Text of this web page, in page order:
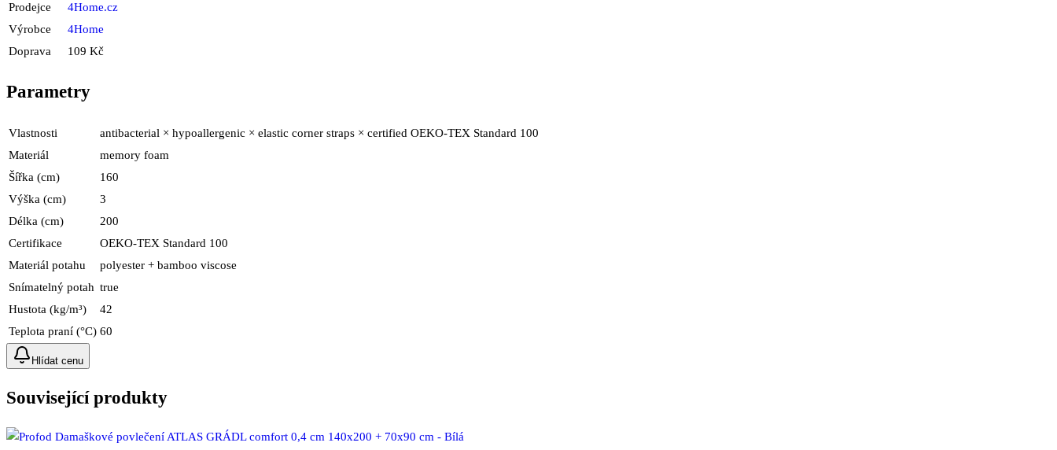
Prodejce
4Home.cz
Výrobce
4Home
Doprava
109 Kč
Parametry
Vlastnosti
antibacterial × hypoallergenic × elastic corner straps × certified OEKO-TEX Standard 100
Materiál
memory foam
Šířka (cm)
160
Výška (cm)
3
Délka (cm)
200
Certifikace
OEKO-TEX Standard 100
Materiál potahu
polyester + bamboo viscose
Snímatelný potah true
Hustota (kg/m³)
42
Teplota praní (°C) 60
Hlídat cenu
Související produkty